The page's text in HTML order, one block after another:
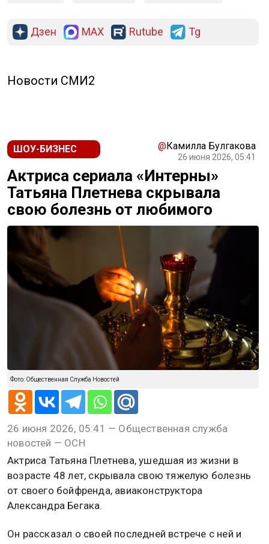
Дзен MAX Rutube Tg
Новости СМИ2
ШОУ-БИЗНЕС @Камилла Булгакова
26 июня 2026, 05:41
Актриса сериала «Интерны»
Татьяна Плетнева скрывала
свою болезнь от любимого
Фото: Общественная Служба Новостей
26 июня 2026, 05:41 — Общественная служба
новостей — ОСН
Актриса Татьяна Плетнева, ушедшая из жизни в
возрасте 48 лет, скрывала свою тяжелую болезнь
от своего бойфренда, авиаконструктора
Александра Бегака.
Он рассказал о своей последней встрече с ней и